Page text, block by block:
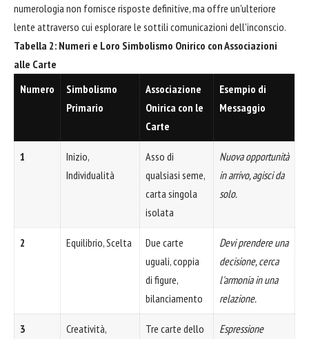
numerologia non fornisce risposte definitive, ma offre un'ulteriore
lente attraverso cui esplorare le sottili comunicazioni dell'inconscio.
Tabella 2: Numeri e Loro Simbolismo Onirico con Associazioni
alle Carte
Numero
Simbolismo
Primario
Associazione
Onirica con le
Carte
Esempio di
Messaggio
1
Inizio,
Individualità
Asso di
qualsiasi seme,
carta singola
isolata
Nuova opportunità
in arrivo, agisci da
solo.
2 Equilibrio, Scelta
Due carte
uguali, coppia
di figure,
bilanciamento
Devi prendere una
decisione, cerca
l'armonia in una
relazione.
3
Creatività,
Tre carte dello
Espressione